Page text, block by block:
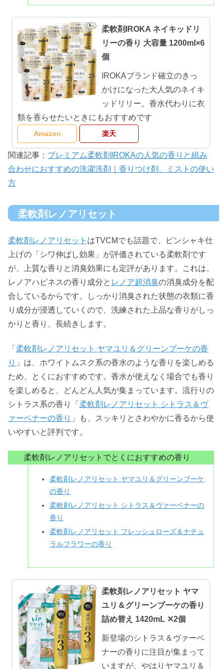
柔軟剤IROKA ネイキッドリ
リーの香り 大容量 1200ml×6
個
IROKAブランド確立のきっ
かけになった大人気のネイキ
ッドリリー。香水代わりに衣
類を香らせたいときにもおすすめです
Amazon 楽天
関連記事： プレミアム柔軟剤IROKAの人気の香りと組み
合わせにおすすめの洗濯洗剤｜香りつけ剤、ミストの使い
方
柔軟剤レノアリセット
柔軟剤レノアリセット はTVCMでも話題で、ピンシャキ仕
上げの「シワ伸ばし効果」が評価されている柔軟剤です
が、上質な香りと消臭効果にも定評があります。これは、
レノアハピネスの香り成分と レノア超消臭の消臭成分を配
合しているからです。しっかり消臭された状態の衣類に香
り成分が浸透していくので、洗練された上品な香りがしっ
かりと香り、長続きします。
「 柔軟剤レノアリセット ヤマユリ＆グリーンブーケの香
り 」は、ホワイトムスク系の香水のような香りを楽しめる
ため、とくにおすすめです。香水が使えなく場合でも香り
を楽しめると、どんどん人気が集まっています。流行りの
シトラス系の香り「 柔軟剤レノアリセット シトラス＆ヴ
ァーベナーの香り 」も、スッキリとさわやかに香るから使
いやすいと評判です。
柔軟剤レノアリセットでとくにおすすめの香り
柔軟剤レノアリセット ヤマユリ＆グリーンブーケ
の香り
柔軟剤レノアリセット シトラス＆ヴァーベナーの
香り
柔軟剤レノアリセット フレッシュローズ＆ナチュ
ラルフラワーの香り
柔軟剤レノアリセット ヤマ
ユリ＆グリーンブーケの香り
詰め替え 1420mL ✕2個
新登場のシトラス＆ヴァーベ
ナーの香りに注目が集まって
いますが、やはりヤマユリ＆